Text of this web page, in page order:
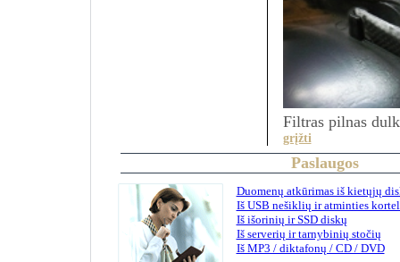
Filtras pilnas
grįžti
Paslaugos
Duomenų atkūrimas iš kietųjų
Iš USB nešiklių ir atminties
Iš išorinių ir SSD diskų
Iš serverių ir tarnybinių stočių
Iš MP3 / diktafonų / CD / DVD